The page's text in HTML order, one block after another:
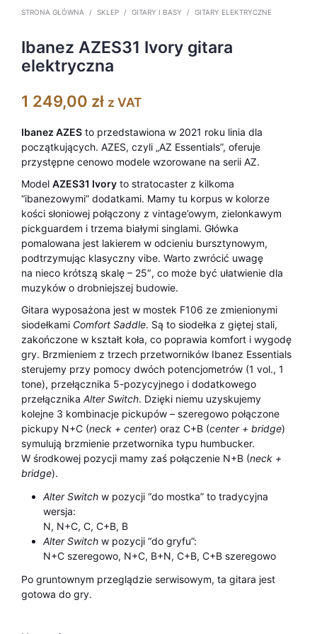
STRONA GŁÓWNA / SKLEP / GITARY I BASY / GITARY ELEKTRYCZNE
Ibanez AZES31 Ivory gitara
elektryczna
1 249,00 zł z VAT
Ibanez AZES to przedstawiona w 2021 roku linia dla
początkujących. AZES, czyli „AZ Essentials”, oferuje
przystępne cenowo modele wzorowane na serii AZ.
Model AZES31 Ivory to stratocaster z kilkoma
“ibanezowymi” dodatkami. Mamy tu korpus w kolorze
kości słoniowej połączony z vintage’owym, zielonkawym
pickguardem i trzema białymi singlami. Główka
pomalowana jest lakierem w odcieniu bursztynowym,
podtrzymując klasyczny vibe. Warto zwrócić uwagę
na nieco krótszą skalę – 25″, co może być ułatwienie dla
muzyków o drobniejszej budowie.
Gitara wyposażona jest w mostek F106 ze zmienionymi
siodełkami Comfort Saddle. Są to siodełka z giętej stali,
zakończone w kształt koła, co poprawia komfort i wygodę
gry. Brzmieniem z trzech przetworników Ibanez Essentials
sterujemy przy pomocy dwóch potencjometrów (1 vol., 1
tone), przełącznika 5-pozycyjnego i dodatkowego
przełącznika Alter Switch. Dzięki niemu uzyskujemy
kolejne 3 kombinacje pickupów – szeregowo połączone
pickupy N+C (neck + center) oraz C+B (center + bridge)
symulują brzmienie przetwornika typu humbucker.
W środkowej pozycji mamy zaś połączenie N+B (neck +
bridge).
Alter Switch w pozycji “do mostka” to tradycyjna
wersja:
N, N+C, C, C+B, B
Alter Switch w pozycji “do gryfu”:
N+C szeregowo, N+C, B+N, C+B, C+B szeregowo
Po gruntownym przeglądzie serwisowym, ta gitara jest
gotowa do gry.